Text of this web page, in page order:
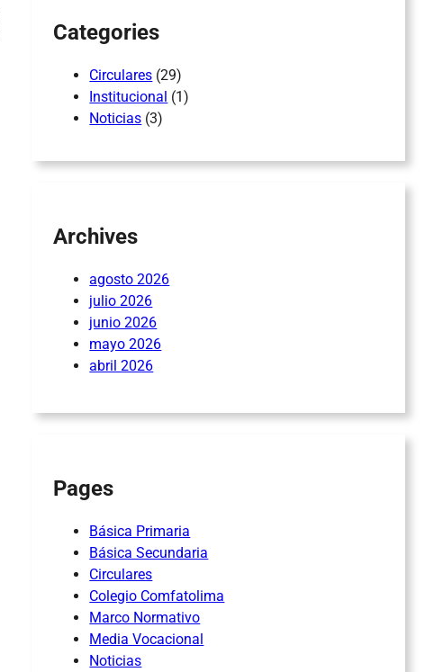
Categories
Circulares (29)
Institucional (1)
Noticias (3)
Archives
agosto 2026
julio 2026
junio 2026
mayo 2026
abril 2026
Pages
Básica Primaria
Básica Secundaria
Circulares
Colegio Comfatolima
Marco Normativo
Media Vocacional
Noticias